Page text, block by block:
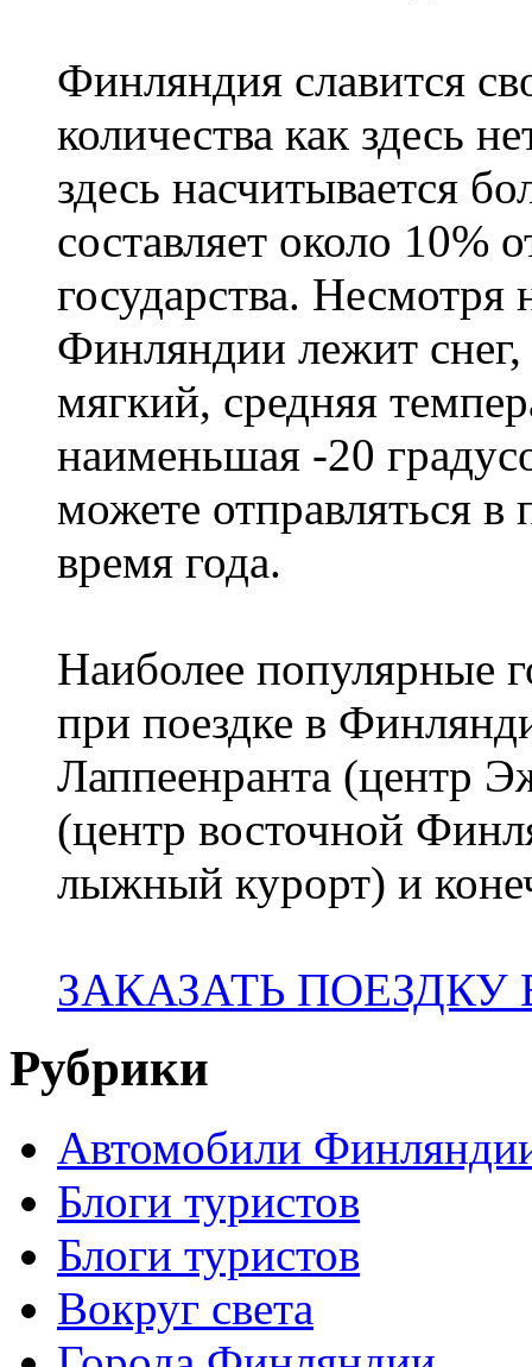
Финляндия славится
количества как здесь
здесь насчитывается
составляет около 10%
государства. Несмотря
Финляндии лежит
мягкий, средняя
наименьшая -20
можете отправляться
время года.
Наиболее популярные
при поездке в
Лаппеенранта (центр
(центр восточной
лыжный курорт) и
ЗАКАЗАТЬ
Рубрики
Автомобили
Блоги туристов
Блоги туристов
Вокруг света